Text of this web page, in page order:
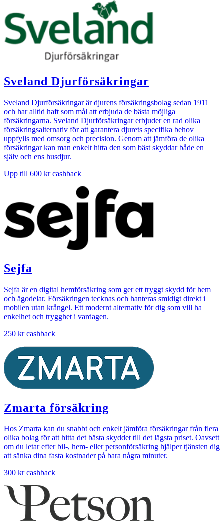
Sveland Djurförsäkringar
Sveland Djurförsäkringar är djurens försäkringsbolag sedan 1911
och har alltid haft som mål att erbjuda de bästa möjliga
försäkringarna. Sveland Djurförsäkringar erbjuder en rad olika
försäkringsalternativ för att garantera djurets specifika behov
uppfylls med omsorg och precision. Genom att jämföra de olika
försäkringar kan man enkelt hitta den som bäst skyddar både en
själv och ens husdjur.
Upp till 600 krcashback
Sejfa
Sejfa är en digital hemförsäkring som ger ett tryggt skydd för hem
och ägodelar. Försäkringen tecknas och hanteras smidigt direkt i
mobilen utan krångel. Ett modernt alternativ för dig som vill ha
enkelhet och trygghet i vardagen.
250 krcashback
Zmarta försäkring
Hos Zmarta kan du snabbt och enkelt jämföra försäkringar från flera
olika bolag för att hitta det bästa skyddet till det lägsta priset. Oavsett
om du letar efter bil-, hem- eller personförsäkring hjälper tjänsten dig
att sänka dina fasta kostnader på bara några minuter.
300 krcashback